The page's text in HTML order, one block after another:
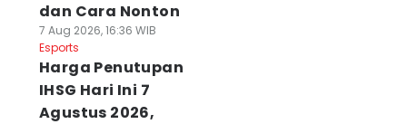
dan Cara Nonton
7 Aug 2026, 16:36 WIB
Esports
Harga Penutupan
IHSG Hari Ini 7
Agustus 2026,